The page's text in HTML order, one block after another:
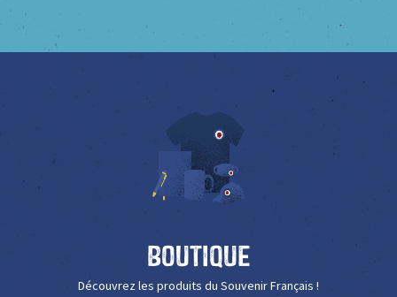
Boutique
Découvrez les produits du Souvenir Français !